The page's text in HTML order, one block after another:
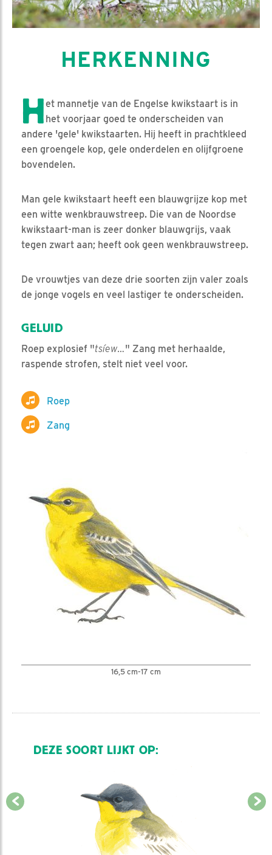
HERKENNING
Het mannetje van de Engelse kwikstaart is in
het voorjaar goed te onderscheiden van
andere 'gele' kwikstaarten. Hij heeft in prachtkleed
een groengele kop, gele onderdelen en olijfgroene
bovendelen.
Man gele kwikstaart heeft een blauwgrijze kop met
een witte wenkbrauwstreep. Die van de Noordse
kwikstaart-man is zeer donker blauwgrijs, vaak
tegen zwart aan; heeft ook geen wenkbrauwstreep.
De vrouwtjes van deze drie soorten zijn valer zoals
de jonge vogels en veel lastiger te onderscheiden.
GELUID
Roep explosief "tsíew…" Zang met herhaalde,
raspende strofen, stelt niet veel voor.
Roep
Zang
16,5 cm-17 cm
DEZE SOORT LIJKT OP: